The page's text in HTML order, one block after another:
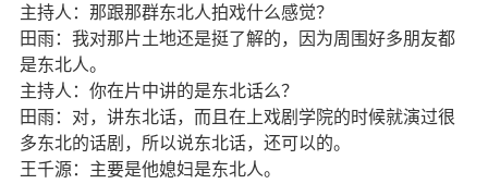
主持人：那跟那群东北人拍戏什么感觉？
田雨：我对那片土地还是挺了解的，因为周围好多朋友都
是东北人。
主持人：你在片中讲的是东北话么？
田雨：对，讲东北话，而且在上戏剧学院的时候就演过很
多东北的话剧，所以说东北话，还可以的。
王千源：主要是他媳妇是东北人。